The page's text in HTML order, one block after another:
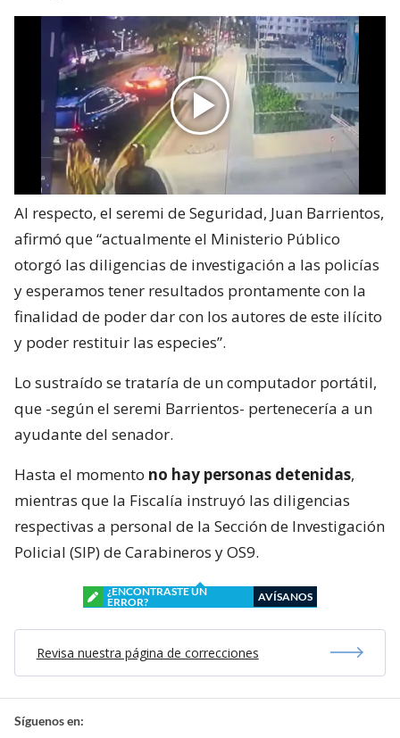
Al respecto, el seremi de Seguridad, Juan Barrientos,
afirmó que “actualmente el Ministerio Público
otorgó las diligencias de investigación a las policías
y esperamos tener resultados prontamente con la
finalidad de poder dar con los autores de este ilícito
y poder restituir las especies”.
Lo sustraído se trataría de un computador portátil,
que -según el seremi Barrientos- pertenecería a un
ayudante del senador.
Hasta el momento no hay personas detenidas,
mientras que la Fiscalía instruyó las diligencias
respectivas a personal de la Sección de Investigación
Policial (SIP) de Carabineros y OS9.
¿ENCONTRASTE UN
ERROR?
AVÍSANOS
Revisa nuestra página de correcciones
Síguenos en: